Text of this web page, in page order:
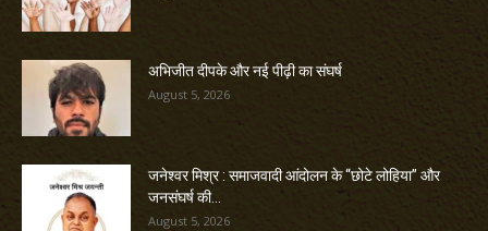
अभिजीत दीपके और नई पीढ़ी का संघर्ष
August 5, 2026
जनेश्वर मिश्र : समाजवादी आंदोलन के “छोटे लोहिया” और
जनसंघर्ष की...
August 5, 2026